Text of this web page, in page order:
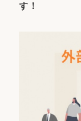
す！